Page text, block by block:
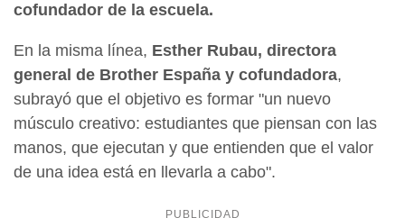
cofundador de la escuela.
En la misma línea, Esther Rubau, directora
general de Brother España y cofundadora,
subrayó que el objetivo es formar "un nuevo
músculo creativo: estudiantes que piensan con las
manos, que ejecutan y que entienden que el valor
de una idea está en llevarla a cabo".